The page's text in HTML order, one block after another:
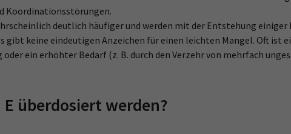
Koordinationsstörungen.
deutlich häufiger und werden mit der Entstehung einiger
gibt keine eindeutigen Anzeichen für einen leichten Mangel. Oft ist
ein erhöhter Bedarf (z. B. durch den Verzehr von mehrfach
überdosiert werden?